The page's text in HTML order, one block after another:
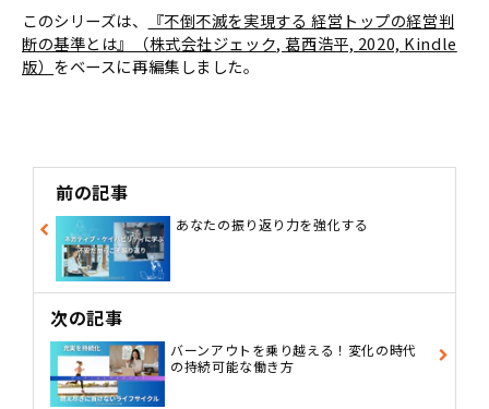
このシリーズは、
『不倒不滅を実現する 経営トップの経営判
断の基準とは』（株式会社ジェック, 葛西浩平, 2020, Kindle
版） をベースに再編集しました。
前の記事
あなたの振り返り力を強化する
次の記事
バーンアウトを乗り越える！変化の時代
の持続可能な働き方